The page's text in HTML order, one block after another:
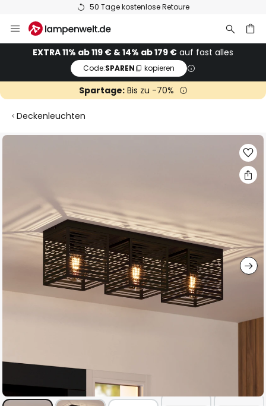
50 Tage kostenlose Retoure
Inhalt
springenEXTRA 11% ab 119 € & 14% ab 179 € auf fast alles
Code:SPAREN kopieren
Spartage:Bis zu -70%
Deckenleuchten
Zum